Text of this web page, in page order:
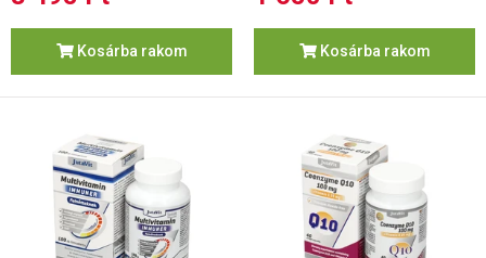
Kosárba rakom Kosárba rakom